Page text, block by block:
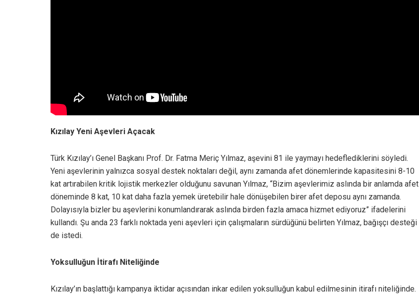
Kızılay Yeni Aşevleri Açacak
Türk Kızılay’ı Genel Başkanı Prof. Dr. Fatma Meriç Yılmaz, aşevini 81 ile yaymayı hedeflediklerini söyledi.
Yeni aşevlerinin yalnızca sosyal destek noktaları değil, aynı zamanda afet dönemlerinde kapasitesini 8-10
kat artırabilen kritik lojistik merkezler olduğunu savunan Yılmaz, “Bizim aşevlerimiz aslında bir anlamda afet
döneminde 8 kat, 10 kat daha fazla yemek üretebilir hale dönüşebilen birer afet deposu aynı zamanda.
Dolayısıyla bizler bu aşevlerini konumlandırarak aslında birden fazla amaca hizmet ediyoruz” ifadelerini
kullandı. Şu anda 23 farklı noktada yeni aşevleri için çalışmaların sürdüğünü belirten Yılmaz, bağışçı desteği
de istedi.
Yoksulluğun İtirafı Niteliğinde
Kızılay’ın başlattığı kampanya iktidar açısından inkar edilen yoksulluğun kabul edilmesinin itirafı niteliğinde.